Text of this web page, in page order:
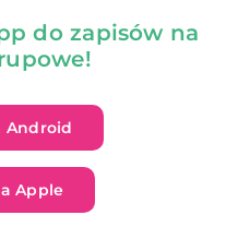
do zapisów na
Android
Apple